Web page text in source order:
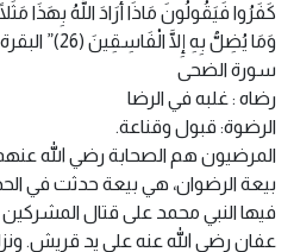
كَفَرُوا فَيَقُولُونَ مَاذَا أَرَادَ اللَّهُ بِهَذَا
وَمَا يُضِلُّ بِهِ إِلَّا الْفَاسِقِينَ (26)” البقرة.
سورة الضحى
رضاه : غلبه في الرضا
الرضوة: قبول وقناعة.
المرضيون هم الصحابة رضي الله
بيعة الرضوان، هي بيعة حدثت في
فيها النبي محمد على قتال
عفان رضي الله عنه على يد قريش.